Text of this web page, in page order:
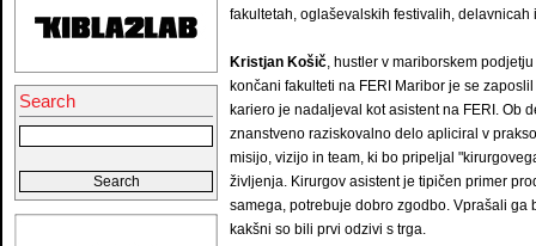
Search
fakultetah, oglaševalskih festivalih,
Kristjan Košič, hustler v mariborskem
končani fakulteti na FERI Maribor je se
kariero je nadaljeval kot asistent na FERI. Ob
znanstveno raziskovalno delo apliciral v
misijo, vizijo in team, ki bo pripeljal
življenja. Kirurgov asistent je tipičen primer
samega, potrebuje dobro zgodbo. Vprašali
kakšni so bili prvi odzivi s trga.